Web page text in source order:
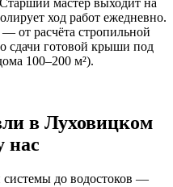
мастер выходит на
ход работ ежедневно.
от расчёта стропильной
сдачи готовой крыши под
100–200 м²).
в Луховицком
нас
до водостоков —